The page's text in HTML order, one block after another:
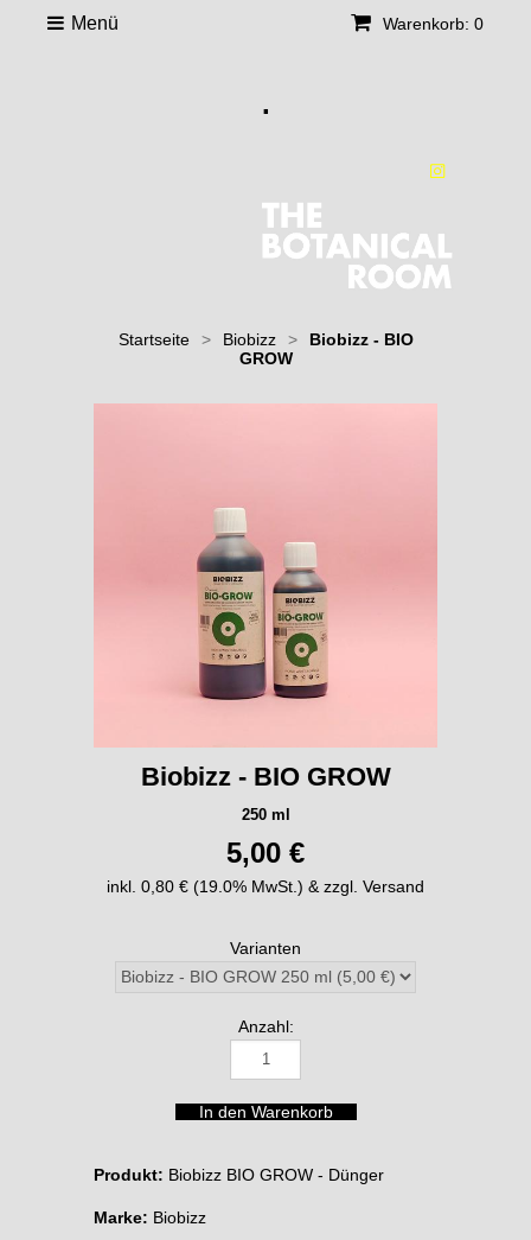
Warenkorb: 0
Menü
.
Startseite > Biobizz >
Biobizz - BIO
GROW
Biobizz - BIO GROW
250 ml
5,00 €
inkl. 0,80 € (19.0% MwSt.) & zzgl. Versand
Varianten
Anzahl:
Produkt: Biobizz BIO GROW - Dünger
Marke: Biobizz